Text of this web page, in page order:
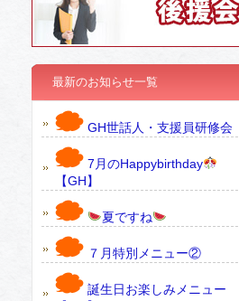
最新のお知らせ一覧
GH世話人・支援員研修会
7月のHappybirthday
【GH】
夏ですね
７月特別メニュー②
誕生日お楽しみメニュー